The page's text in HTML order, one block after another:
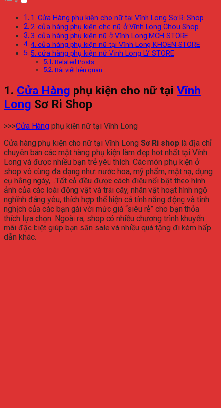
1. Cửa Hàng phụ kiện cho nữ tại Vĩnh Long Sơ Ri Shop
2. cửa hàng phụ kiện cho nữ ở Vĩnh Long Chou Shop
3. cửa hàng phụ kiện nữ ở Vĩnh Long MCH STORE
4. cửa hàng phụ kiện nữ tại Vĩnh Long KHOEN STORE
5. cửa hàng phụ kiện nữ Vĩnh Long LY STORE
Related Posts
Bài viết liên quan
1. Cửa Hàng phụ kiện cho nữ tại Vĩnh
Long Sơ Ri Shop
>>>Cửa Hàng phụ kiện nữ tại Vĩnh Long
Cửa hàng phụ kiện cho nữ tại Vĩnh Long Sơ Ri shop là địa chỉ
chuyên bán các mặt hàng phụ kiện làm đẹp hot nhất tại Vĩnh
Long và được nhiều bạn trẻ yêu thích. Các món phụ kiện ở
shop vô cùng đa dạng như: nước hoa, mỹ phẩm, mặt nạ, dụng
cụ hằng ngày,…Tất cả đều được cách điệu nổi bật theo hình
ảnh của các loài động vật và trái cây, nhân vật hoạt hình ngộ
nghĩnh đáng yêu, thích hợp thể hiện cá tính năng động và tinh
nghịch của các bạn gái với mức giá “siêu rẻ” cho bạn thỏa
thích lựa chọn. Ngoài ra, shop có nhiều chương trình khuyến
mãi đặc biệt giúp bạn săn sale và nhiều quà tặng đi kèm hấp
dẫn khác.